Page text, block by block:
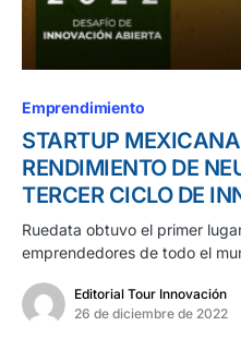
Emprendimiento
STARTUP
RENDIMIENTO DE
TERCER CICLO DE
Ruedata obtuvo el primer
emprendedores de todo el
Editorial Tour Innovación
26 de diciembre de 2022